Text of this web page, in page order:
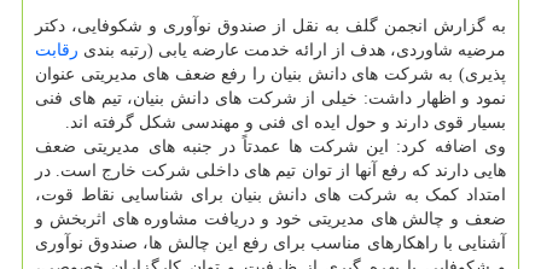
به گزارش انجمن گلف به نقل از صندوق نوآوری و شکوفایی، دکتر
مرضیه شاوردی، هدف از ارائه خدمت عارضه یابی (رتبه بندی رقابت
پذیری) به شرکت های دانش بنیان را رفع ضعف های مدیریتی عنوان
نمود و اظهار داشت: خیلی از شرکت های دانش بنیان، تیم های فنی
بسیار قوی دارند و حول ایده ای فنی و مهندسی شکل گرفته اند.
وی اضافه کرد: این شرکت ها عمدتاً در جنبه های مدیریتی ضعف
هایی دارند که رفع آنها از توان تیم های داخلی شرکت خارج است. در
امتداد کمک به شرکت های دانش بنیان برای شناسایی نقاط قوت،
ضعف و چالش های مدیریتی خود و دریافت مشاوره های اثربخش و
آشنایی با راهکارهای مناسب برای رفع این چالش ها، صندوق نوآوری